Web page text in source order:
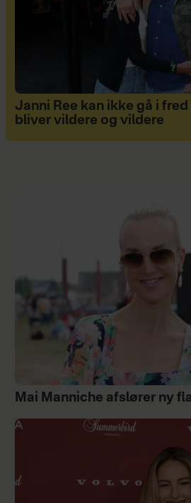
Janni Ree kan ikke gå i
bliver vildere og vildere
Mai Manniche afslører ny